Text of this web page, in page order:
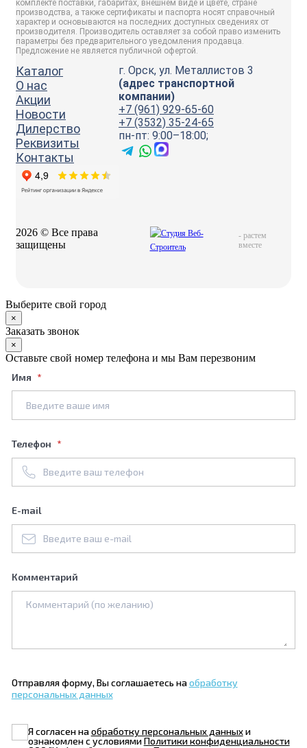
комплекте поставки, габаритах, внешнем виде и цвете, стране
производства, а также сертификаты и паспорта носят справочный
характер и основываются на последних доступных сведениях от
производителя. Производитель оставляет за собой право изменить
параметры без предварительного уведомления продавца.
Предложение не является публичной офертой.
Каталог
О нас
Акции
Новости
Дилерство
Реквизиты
Контакты
г. Орск, ул. Металлистов 3
(адрес транспортной
компании)
+7 (961) 929-65-60
+7 (3532) 35-24-65
пн-пт: 9:00–18:00;
2026 © Все права
защищены
- растем
вместе
Выберите свой город
×
Заказать звонок
×
Оставьте свой номер телефона и мы Вам перезвоним
Имя
Телефон
E-mail
Комментарий
Отправляя форму, Вы соглашаетесь наобработку
персональных данных
Я согласен наобработку персональных данныхи
ознакомлен с условиямиПолитики конфиденциальности